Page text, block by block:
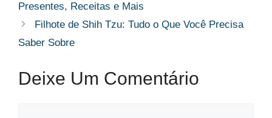
Presentes, Receitas e Mais
Filhote de Shih Tzu: Tudo o Que Você Precisa
Saber Sobre
Deixe Um Comentário